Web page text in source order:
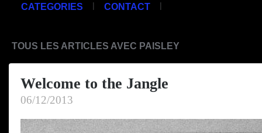
CATEGORIES | CONTACT |
TOUS LES ARTICLES AVEC PAISLEY
Welcome to the Jangle
06/12/2013